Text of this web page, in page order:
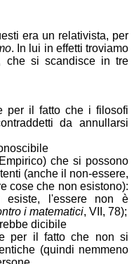
era un relativista, per
. In lui in effetti troviamo
che si scandisce in tre
per il fatto che i filosofi
da annullarsi
che si possono
(anche il non-essere,
cose che non esistono):
l'essere non è
i matematici, VII, 78);
dicibile
per il fatto che non si
(quindi nemmeno